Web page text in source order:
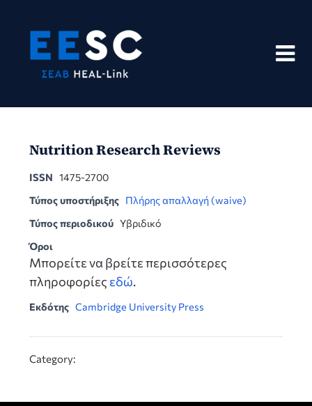
content
Nutrition Research Reviews
ISSN 1475-2700
Τύπος υποστήριξης Πλήρης απαλλαγή (waive)
Τύπος περιοδικού Υβριδικό
Όροι
Μπορείτε να βρείτε περισσότερες
πληροφορίες εδώ.
Εκδότης Cambridge University Press
Category: